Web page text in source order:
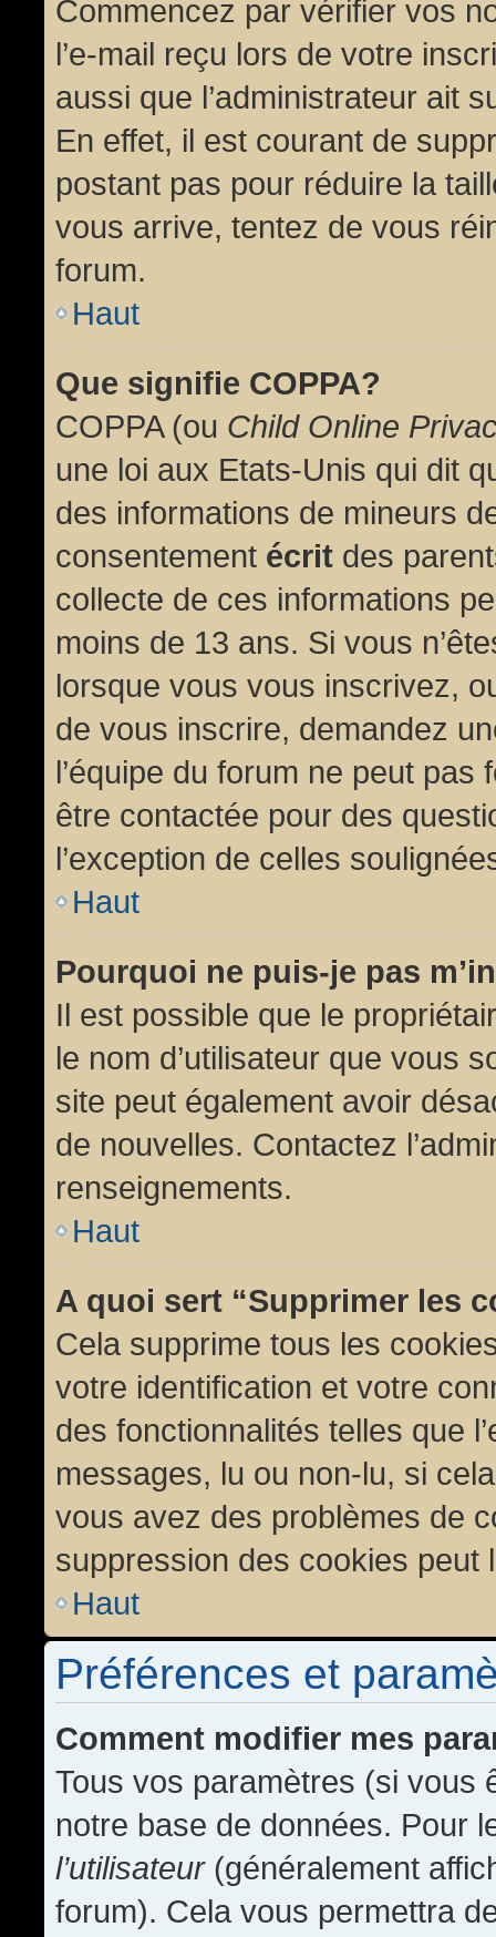
Commencez par vérifier vos
l’e-mail reçu lors de votre
aussi que l’administrateur ait
En effet, il est courant de
postant pas pour réduire la
vous arrive, tentez de vous
forum.
Haut
Que signifie COPPA?
COPPA (ou Child Online
une loi aux Etats-Unis qui dit
des informations de mineurs
consentement écrit des
collecte de ces informations
moins de 13 ans. Si vous
lorsque vous vous inscrivez,
de vous inscrire, demandez
l’équipe du forum ne peut
être contactée pour des
l’exception de celles
Haut
Pourquoi ne puis-je pas
Il est possible que le
le nom d’utilisateur que vous
site peut également avoir
de nouvelles. Contactez
renseignements.
Haut
A quoi sert “Supprimer les
Cela supprime tous les
votre identification et votre
des fonctionnalités telles que
messages, lu ou non-lu, si
vous avez des problèmes de
suppression des cookies peut
Haut
Préférences et
Comment modifier mes
Tous vos paramètres (si vous
notre base de données. Pour
l’utilisateur(généralement
forum). Cela vous permettra